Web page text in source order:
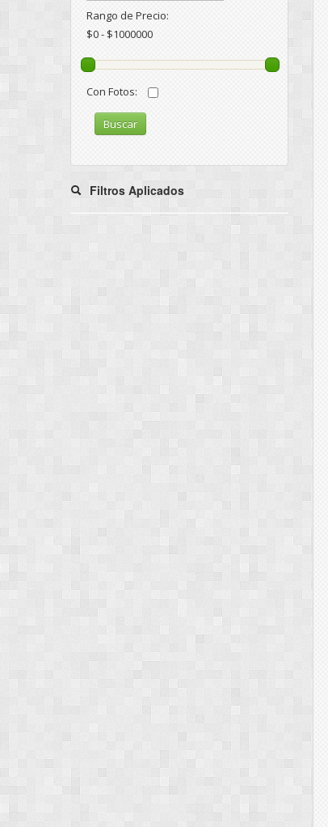
Rango de Precio:
$0 - $1000000
Con Fotos:
Buscar
Filtros Aplicados